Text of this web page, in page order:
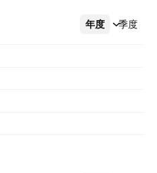
年度 季度
更多